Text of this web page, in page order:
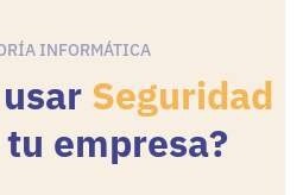
INFORMÁTICA
Seguridad
empresa?